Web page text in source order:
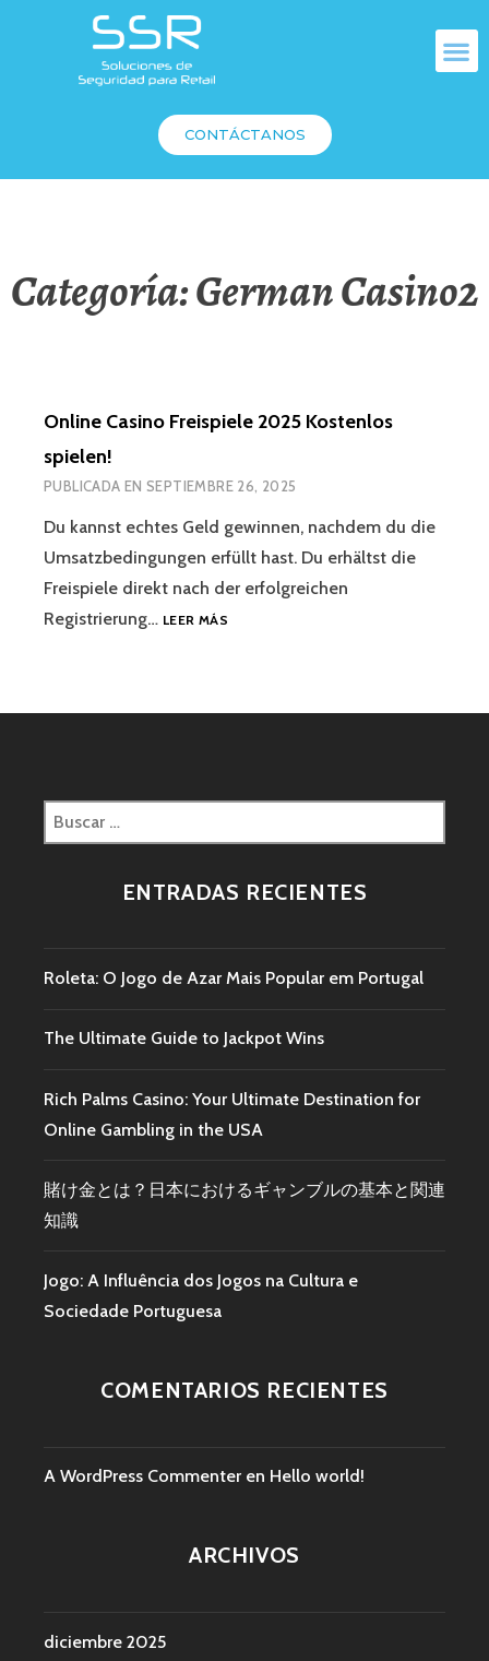
CONTÁCTANOS
Categoría:German Casino2
Online Casino Freispiele 2025 Kostenlos
spielen!
PUBLICADA ENSEPTIEMBRE 26, 2025
Du kannst echtes Geld gewinnen, nachdem du die
Umsatzbedingungen erfüllt hast. Du erhältst die
Freispiele direkt nach der erfolgreichen
Registrierung… LEER MÁS
ENTRADAS RECIENTES
Roleta: O Jogo de Azar Mais Popular em Portugal
The Ultimate Guide to Jackpot Wins
Rich Palms Casino: Your Ultimate Destination for
Online Gambling in the USA
賭け金とは？日本におけるギャンブルの基本と関連
知識
Jogo: A Influência dos Jogos na Cultura e
Sociedade Portuguesa
COMENTARIOS RECIENTES
A WordPress Commenter en Hello world!
ARCHIVOS
diciembre 2025